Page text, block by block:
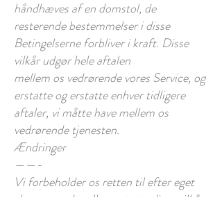
håndhæves af en domstol, de
resterende bestemmelser i disse
Betingelserne forbliver i kraft. Disse
vilkår udgør hele aftalen
mellem os vedrørende vores Service, og
erstatte og erstatte enhver tidligere
aftaler, vi måtte have mellem os
vedrørende tjenesten.
Ændringer
——-
Vi forbeholder os retten til efter eget
skøn at ændre eller erstatte disse vilkår